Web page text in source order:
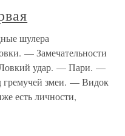
шулера
— Замечательности
удар. — Пари. —
гремучей змеи. — Видок
есть личности,